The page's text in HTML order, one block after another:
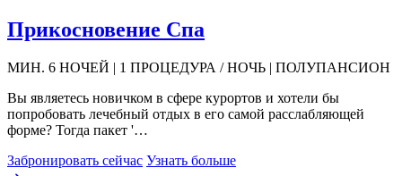
Прикосновение Спа
МИН. 6 НОЧЕЙ | 1 ПРОЦЕДУРА / НОЧЬ | ПОЛУПАНСИОН
Вы являетесь новичком в сфере курортов и хотели бы
попробовать лечебный отдых в его самой расслабляющей
форме? Тогда пакет '…
Забронировать сейчас Узнать больше